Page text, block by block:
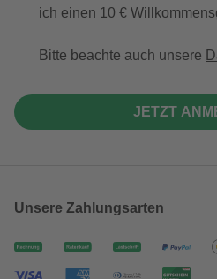
ich einen 10 €
Bitte beachte auch unsere
JETZT
Unsere Zahlungsarten